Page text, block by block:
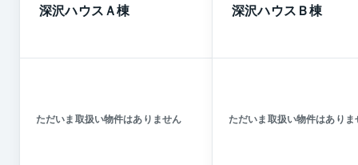
深沢ハウスＡ棟
ただいま取扱い物件はありません
深沢ハウスＢ棟
ただいま取扱い物件はありま